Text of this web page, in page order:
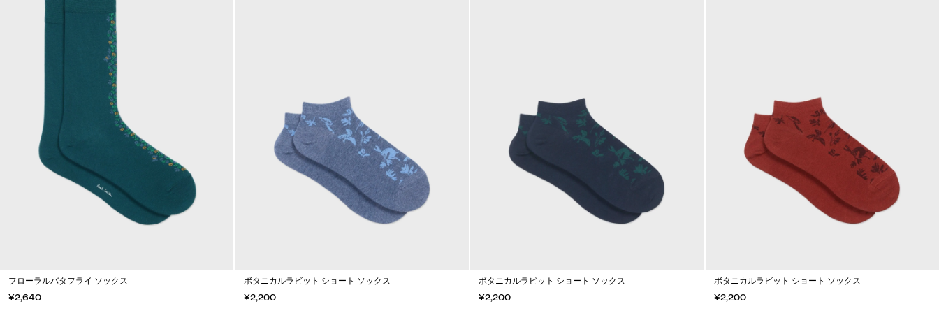
フローラルバタフライ ソックス
¥2,640
ボタニカルラビット ショート ソックス
¥2,200
ボタニカルラビット ショート ソックス
¥2,200
ボタニカルラビット ショート ソックス
¥2,200